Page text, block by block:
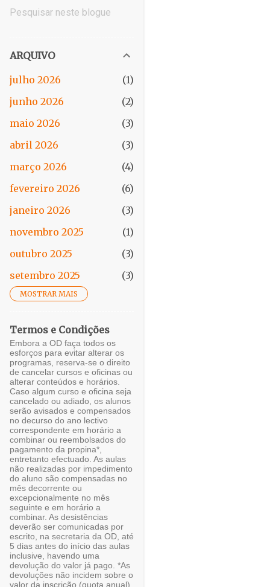
ARQUIVO
julho 2026
1
junho 2026
2
maio 2026
3
abril 2026
3
março 2026
4
fevereiro 2026
6
janeiro 2026
3
novembro 2025
1
outubro 2025
3
setembro 2025
3
agosto 2025
junho 2025
maio 2025
6
abril 2025
março 2025
3
fevereiro 2025
janeiro 2025
dezembro 2024
7
novembro 2024
outubro 2024
setembro 2024
2
agosto 2024
julho 2024
6
MOSTRAR MAIS
Termos e Condições
Embora a OD faça todos os
esforços para evitar alterar os
programas, reserva-se o direito
de cancelar cursos e oficinas ou
alterar conteúdos e horários.
Caso algum curso e oficina seja
cancelado ou adiado, os alunos
serão avisados e compensados
no decurso do ano lectivo
correspondente em horário a
combinar ou reembolsados do
pagamento da propina*,
entretanto efectuado. As aulas
não realizadas por impedimento
do aluno são compensadas no
mês decorrente ou
excepcionalmente no mês
seguinte e em horário a
combinar. As desistências
deverão ser comunicadas por
escrito, na secretaria da OD, até
5 dias antes do início das aulas
inclusive, havendo uma
devolução do valor já pago. *As
devoluções não incidem sobre o
valor da inscrição (quota anual)